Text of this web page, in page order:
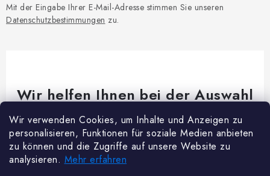
Wir verwenden Cookies, um Inhalte und Anzeigen zu
personalisieren, Funktionen für soziale Medien anbieten
zu können und die Zugriffe auf unsere Website zu
analysieren. Mehr erfahren
Mit der Eingabe Ihrer E-Mail-Adresse stimmen Sie unseren
Datenschutzbestimmungen zu.
Wir helfen Ihnen bei der Auswahl
Brauchen Sie Rat bei etwas? Wir sind für dich da!
Kundenservice@woodycrafts.de
+49 211 8694 2501 (Mo-Fr 8:00-16:00)